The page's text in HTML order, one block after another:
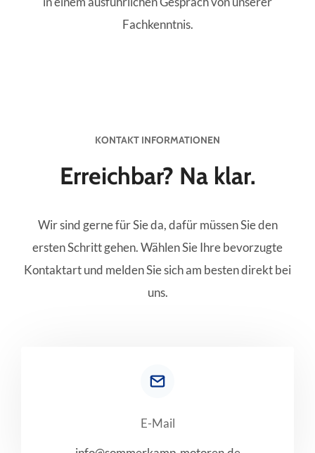
Fachkenntnis.
KONTAKT INFORMATIONEN
Erreichbar? Na klar.
Wir sind gerne für Sie da, dafür müssen Sie den
ersten Schritt gehen. Wählen Sie Ihre bevorzugte
Kontaktart und melden Sie sich am besten direkt bei
uns.
E-Mail